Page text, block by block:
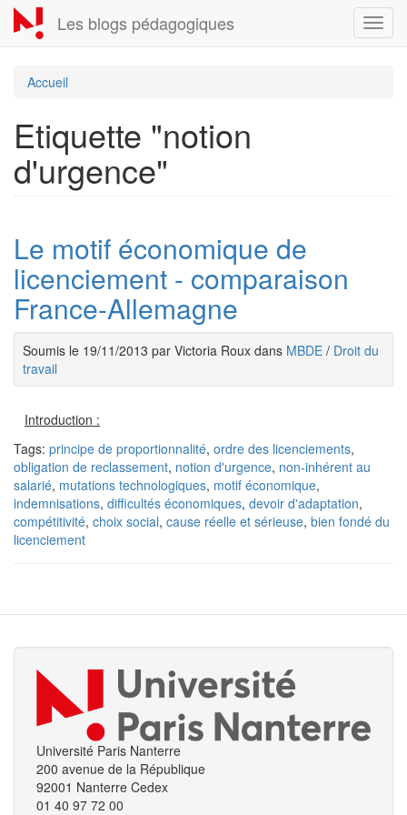
Aller
au
contenu
Les blogs pédagogiques
Accueil
Etiquette "notion
d'urgence"
Le motif économique de
licenciement - comparaison
France-Allemagne
Soumis le 19/11/2013 par Victoria Roux dans MBDE / Droit du
travail
Introduction :
Tags: principe de proportionnalité, ordre des licenciements,
obligation de reclassement, notion d'urgence, non-inhérent au
salarié, mutations technologiques, motif économique,
indemnisations, difficultés économiques, devoir d'adaptation,
compétitivité, choix social, cause réelle et sérieuse, bien fondé du
licenciement
Université Paris Nanterre
200 avenue de la République
92001 Nanterre Cedex
01 40 97 72 00